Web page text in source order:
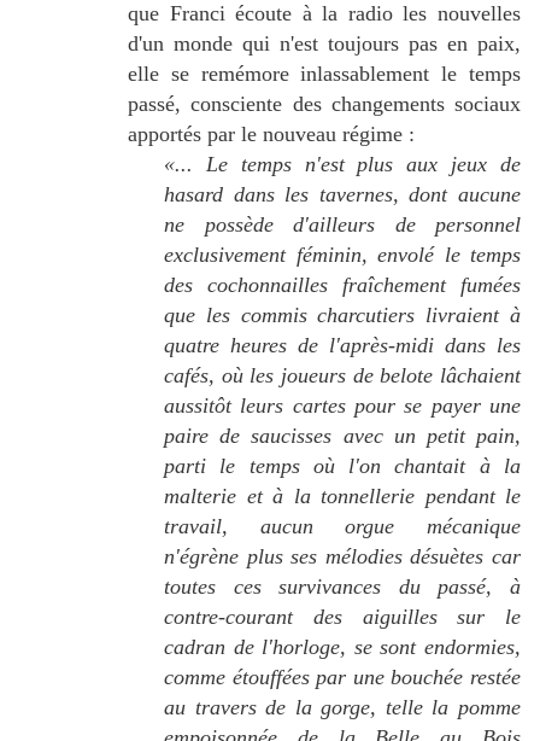
que Franci écoute à la radio les nouvelles
d'un monde qui n'est toujours pas en paix,
elle se remémore inlassablement le temps
passé, consciente des changements sociaux
apportés par le nouveau régime :
«... Le temps n'est plus aux jeux de
hasard dans les tavernes, dont aucune
ne possède d'ailleurs de personnel
exclusivement féminin, envolé le temps
des cochonnailles fraîchement fumées
que les commis charcutiers livraient à
quatre heures de l'après-midi dans les
cafés, où les joueurs de belote lâchaient
aussitôt leurs cartes pour se payer une
paire de saucisses avec un petit pain,
parti le temps où l'on chantait à la
malterie et à la tonnellerie pendant le
travail, aucun orgue mécanique
n'égrène plus ses mélodies désuètes car
toutes ces survivances du passé, à
contre-courant des aiguilles sur le
cadran de l'horloge, se sont endormies,
comme étouffées par une bouchée restée
au travers de la gorge, telle la pomme